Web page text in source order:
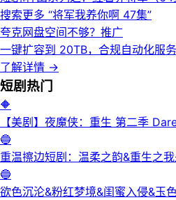
搜索更多 “将军我养你啊 47集”
夸克网盘空间不够？ 推广
一键扩容到 20TB，合规自动化服
了解详情 →
短剧 热门
🔶
【美剧】夜魔侠：重生 第二季
3集
🔵
重温擦边短剧：温柔之韵&重生之
&老刘又胖啦&刘倩宇
🔵
欲色沉沦&粉红梦境&闺蜜入侵&玉